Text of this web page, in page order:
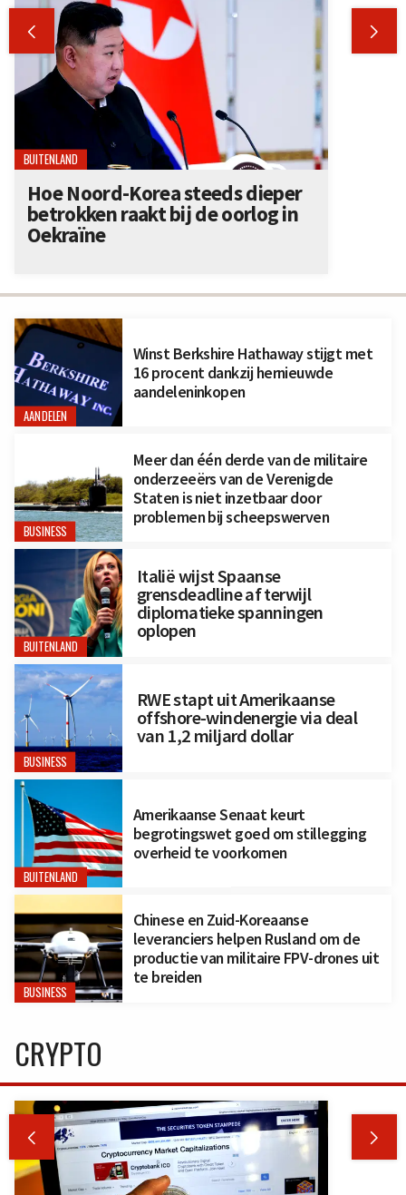
AANDELEN
Winst Berkshire Hathaway stijgt met
16 procent dankzij hernieuwde
aandeleninkopen
BUSINESS
Meer dan één derde van de militaire
onderzeeërs van de Verenigde
Staten is niet inzetbaar door
problemen bij scheepswerven
BUITENLAND
Italië wijst Spaanse
grensdeadline af terwijl
diplomatieke spanningen
oplopen
BUSINESS
RWE stapt uit Amerikaanse
offshore-windenergie via deal
van 1,2 miljard dollar
BUITENLAND
Amerikaanse Senaat keurt
begrotingswet goed om stillegging
overheid te voorkomen
BUSINESS
Chinese en Zuid-Koreaanse
leveranciers helpen Rusland om de
productie van militaire FPV-drones uit
te breiden
 
BUITENLAND
Hoe Noord-Korea steeds dieper
betrokken raakt bij de oorlog in
Oekraïne
CRYPTO
 